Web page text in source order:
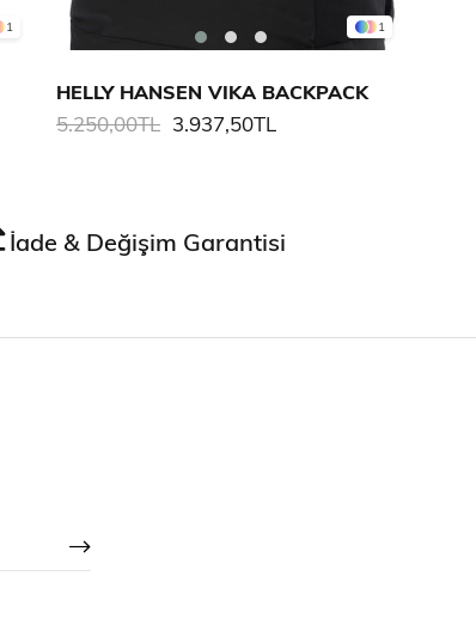
1 1
HELLY HANSEN VIKA BACKPACK
3.937,50TL
5.250,00TL
İade & Değişim Garantisi